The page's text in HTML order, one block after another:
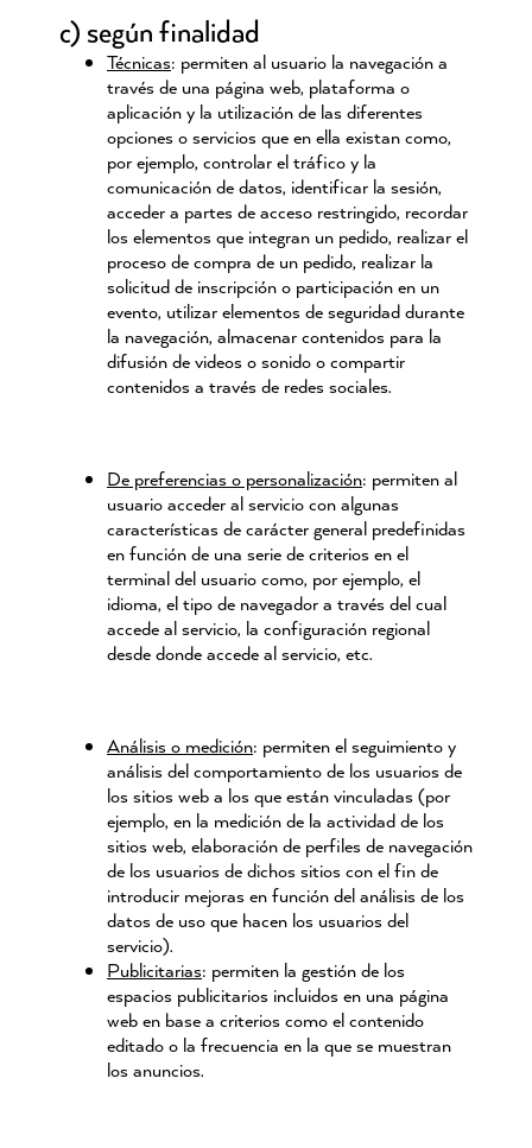
c) según finalidad
Técnicas: permiten al usuario la navegación a
través de una página web, plataforma o
aplicación y la utilización de las diferentes
opciones o servicios que en ella existan como,
por ejemplo, controlar el tráfico y la
comunicación de datos, identificar la sesión,
acceder a partes de acceso restringido, recordar
los elementos que integran un pedido, realizar el
proceso de compra de un pedido, realizar la
solicitud de inscripción o participación en un
evento, utilizar elementos de seguridad durante
la navegación, almacenar contenidos para la
difusión de videos o sonido o compartir
contenidos a través de redes sociales.
De preferencias o personalización: permiten al
usuario acceder al servicio con algunas
características de carácter general predefinidas
en función de una serie de criterios en el
terminal del usuario como, por ejemplo, el
idioma, el tipo de navegador a través del cual
accede al servicio, la configuración regional
desde donde accede al servicio, etc.
Análisis o medición: permiten el seguimiento y
análisis del comportamiento de los usuarios de
los sitios web a los que están vinculadas (por
ejemplo, en la medición de la actividad de los
sitios web, elaboración de perfiles de navegación
de los usuarios de dichos sitios con el fin de
introducir mejoras en función del análisis de los
datos de uso que hacen los usuarios del
servicio).
Publicitarias: permiten la gestión de los
espacios publicitarios incluidos en una página
web en base a criterios como el contenido
editado o la frecuencia en la que se muestran
los anuncios.